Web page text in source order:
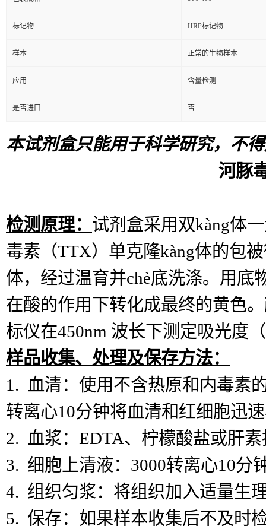
标记物 HRP标记物
样本 正常的生物样本
应用 含量检测
是否进口 否
本试剂盒只能用于科学研究，不
河豚
检测原理： 试剂盒采用双kàng体
毒素（TTX）单克隆kàng体的包
体，经过温育并chè底洗涤。用
在酸的作用下转化成最终的黄色
标仪在450nm 波长下测定吸光度
样品收集、处理及保存方法：
1. 血清：使用不含热原和内毒素
转离心10分钟将血清和红细胞迅
2. 血浆：EDTA、柠檬酸盐或肝
3. 细胞上清液：3000转离心10分
4. 组织匀浆：将组织加入适量生
5. 保存：如果样本收集后不及时